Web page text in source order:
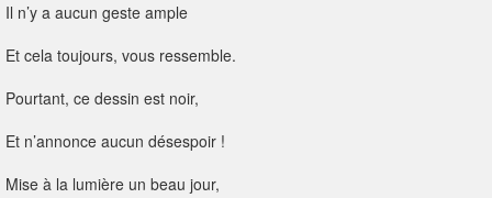
Il n’y a aucun geste ample
Et cela toujours, vous ressemble.
Pourtant, ce dessin est noir,
Et n’annonce aucun désespoir !
Mise à la lumière un beau jour,